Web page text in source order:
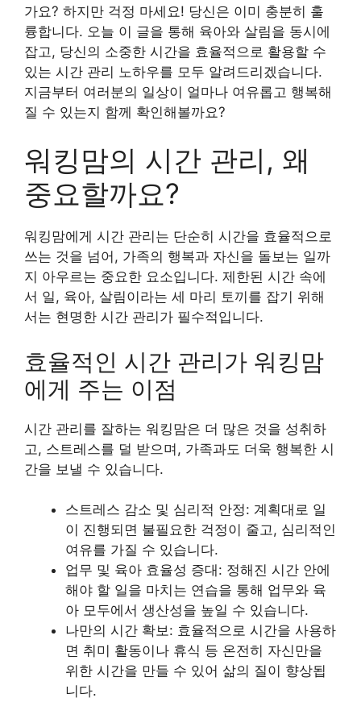
가요? 하지만 걱정 마세요! 당신은 이미 충분히 훌
륭합니다. 오늘 이 글을 통해 육아와 살림을 동시에
잡고, 당신의 소중한 시간을 효율적으로 활용할 수
있는 시간 관리 노하우를 모두 알려드리겠습니다.
지금부터 여러분의 일상이 얼마나 여유롭고 행복해
질 수 있는지 함께 확인해볼까요?
워킹맘의 시간 관리, 왜
중요할까요?
워킹맘에게 시간 관리는 단순히 시간을 효율적으로
쓰는 것을 넘어, 가족의 행복과 자신을 돌보는 일까
지 아우르는 중요한 요소입니다. 제한된 시간 속에
서 일, 육아, 살림이라는 세 마리 토끼를 잡기 위해
서는 현명한 시간 관리가 필수적입니다.
효율적인 시간 관리가 워킹맘
에게 주는 이점
시간 관리를 잘하는 워킹맘은 더 많은 것을 성취하
고, 스트레스를 덜 받으며, 가족과도 더욱 행복한 시
간을 보낼 수 있습니다.
스트레스 감소 및 심리적 안정: 계획대로 일
이 진행되면 불필요한 걱정이 줄고, 심리적인
여유를 가질 수 있습니다.
업무 및 육아 효율성 증대: 정해진 시간 안에
해야 할 일을 마치는 연습을 통해 업무와 육
아 모두에서 생산성을 높일 수 있습니다.
나만의 시간 확보: 효율적으로 시간을 사용하
면 취미 활동이나 휴식 등 온전히 자신만을
위한 시간을 만들 수 있어 삶의 질이 향상됩
니다.